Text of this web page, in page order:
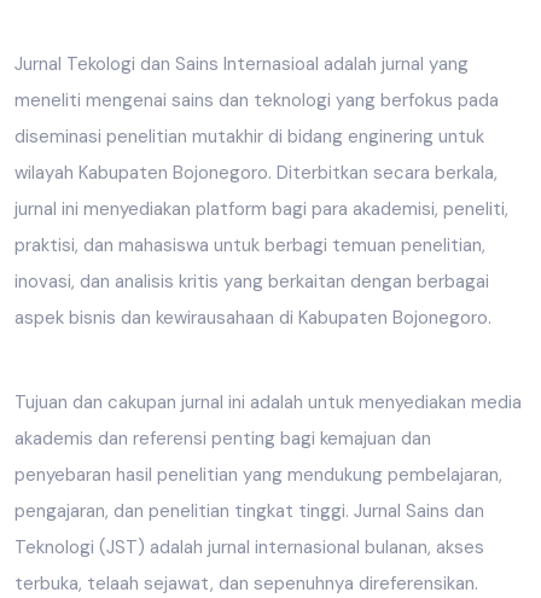
Jurnal Tekologi dan Sains Internasioal adalah jurnal yang
meneliti mengenai sains dan teknologi yang berfokus pada
diseminasi penelitian mutakhir di bidang enginering untuk
wilayah Kabupaten Bojonegoro. Diterbitkan secara berkala,
jurnal ini menyediakan platform bagi para akademisi, peneliti,
praktisi, dan mahasiswa untuk berbagi temuan penelitian,
inovasi, dan analisis kritis yang berkaitan dengan berbagai
aspek bisnis dan kewirausahaan di Kabupaten Bojonegoro.
Tujuan dan cakupan jurnal ini adalah untuk menyediakan media
akademis dan referensi penting bagi kemajuan dan
penyebaran hasil penelitian yang mendukung pembelajaran,
pengajaran, dan penelitian tingkat tinggi. Jurnal Sains dan
Teknologi (JST) adalah jurnal internasional bulanan, akses
terbuka, telaah sejawat, dan sepenuhnya direferensikan.